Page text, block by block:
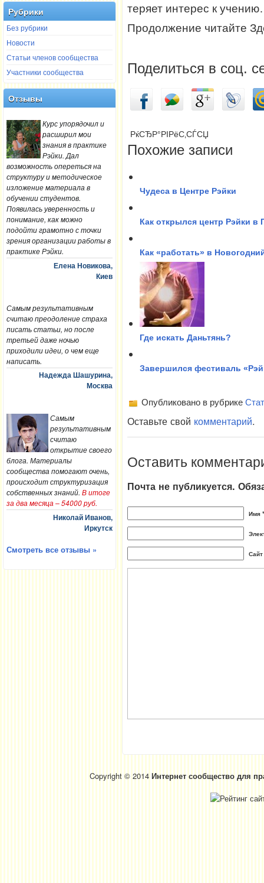
Рубрики
Без рубрики
Новости
Статьи членов сообщества
Участники сообщества
Отзывы
Курс упорядочил и
расширил мои
знания в практике
Рэйки. Дал
возможность опереться на
структуру и методическое
изложение материала в
обучении студентов.
Появилась уверенность и
понимание, как можно
подойти грамотно с точки
зрения организации работы в
практике Рэйки.
Елена Новикова,
Киев
Самым результативным
считаю преодоление страха
писать статьи, но после
третьей даже ночью
приходили идеи, о чем еще
написать.
Надежда Шашурина,
Москва
Самым
результативным
считаю
открытие своего
блога. Материалы
сообщества помогают очень,
происходит структуризация
собственных знаний. В итоге
за два месяца – 54000 руб.
Николай Иванов,
Иркутск
Смотреть все отзывы »
теряет интерес к
Продолжение читайте
Поделиться в соц.
РќСЂР°РІРёС‚СЃСЏ
Похожие записи
Чудеса в Центре Рэйки
Как открылся центр Рэйки в
Как «работать» в
Где искать Даньтянь?
Завершился фестиваль
Опубликовано в рубрике
Оставьте свой комментарий.
Оставить
Почта не публикуется.
Имя *
Сайт
Copyright © 2014 Интернет сообщество для